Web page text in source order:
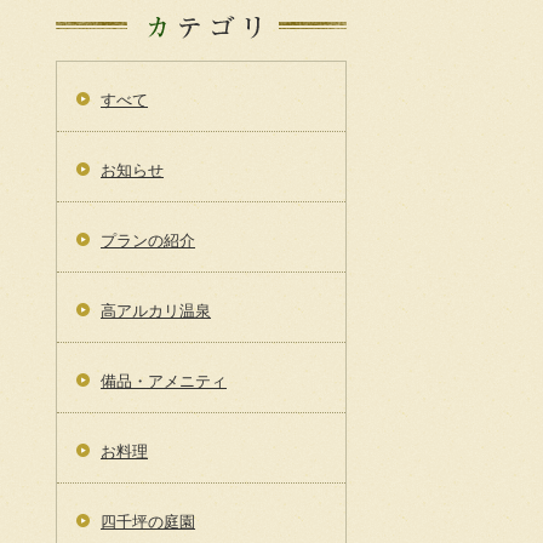
すべて
お知らせ
プランの紹介
高アルカリ温泉
備品・アメニティ
お料理
四千坪の庭園